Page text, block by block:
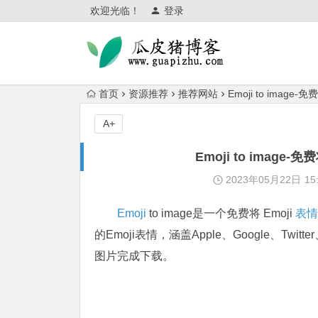
欢迎光临！ 登录
首页 资源推荐 推荐网站 Emoji to image-免
Emoji to image-免
2023年05月22日
Emoji to image是一个免费将 Emoji 表情
的Emoji表情，涵盖Apple、Google、
图片完成下载。
A+